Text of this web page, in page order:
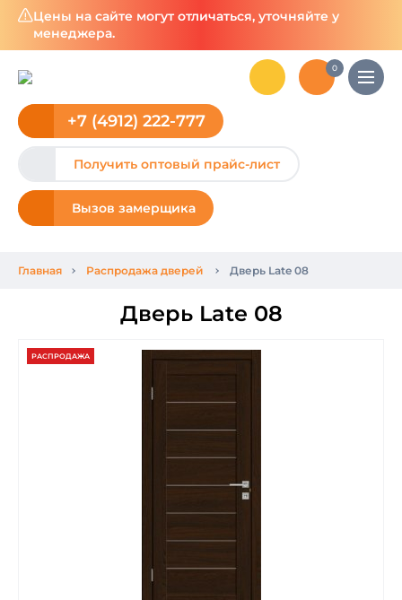
Цены на сайте могут отличаться, уточняйте у
менеджера.
0
+7 (4912) 222-777
Получить оптовый прайс-лист
Вызов замерщика
Главная Распродажа дверей Дверь Late 08
Дверь Late 08
РАСПРОДАЖА